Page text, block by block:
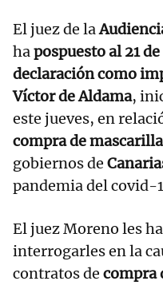
El juez de la
hapospuesto al 21
declaración como
Víctor de Aldama,
este jueves, en
compra de
gobiernos de
pandemia del covid-
El juez Moreno les
interrogarles en la
contratos de compra